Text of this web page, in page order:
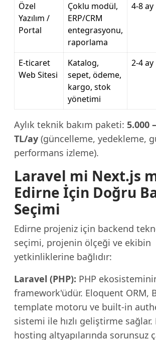
Özel
Yazılım /
Portal
Çoklu modül,
ERP/CRM
entegrasyonu,
raporlama
4-8 ay
E-ticaret
Web Sitesi
Katalog,
sepet, ödeme,
kargo, stok
yönetimi
2-4 ay
Aylık teknik bakım paketi: 5.000
TL/ay (güncelleme, yedekleme,
performans izleme).
Laravel mi Next.js
Edirne İçin Doğru
Seçimi
Edirne projeniz için backend
seçimi, projenin ölçeği ve ekibin
yetkinliklerine bağlıdır:
Laravel (PHP): PHP
framework'üdür. Eloquent ORM,
template motoru ve built-in
sistemi ile hızlı geliştirme sağlar.
hosting altyapılarında sorunsuz